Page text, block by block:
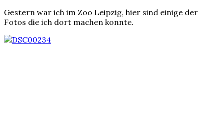
Gestern war ich im Zoo Leipzig, hier sind einige der
Fotos die ich dort machen konnte.